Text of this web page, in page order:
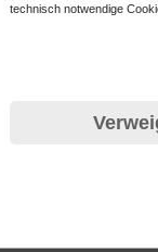
technisch notwendige